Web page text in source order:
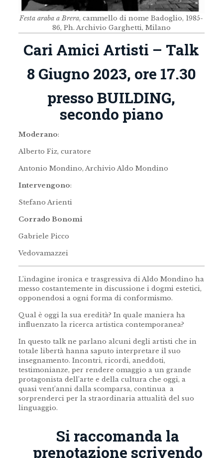
Festa araba a Brera, cammello di nome Badoglio, 1985-
86, Ph. Archivio Garghetti, Milano
Cari Amici Artisti – Talk
8 Giugno 2023, ore 17.30
presso BUILDING,
secondo piano
Moderano:
Alberto Fiz, curatore
Antonio Mondino, Archivio Aldo Mondino
Intervengono:
Stefano Arienti
Corrado Bonomi
Gabriele Picco
Vedovamazzei
L’indagine ironica e trasgressiva di Aldo Mondino ha
messo costantemente in discussione i dogmi estetici,
opponendosi a ogni forma di conformismo.
Qual è oggi la sua eredità? In quale maniera ha
influenzato la ricerca artistica contemporanea?
In questo talk ne parlano alcuni degli artisti che in
totale libertà hanna saputo interpretare il suo
insegnamento. Incontri, ricordi, aneddoti,
testimonianze, per rendere omaggio a un grande
protagonista dell’arte e della cultura che oggi, a
quasi vent’anni dalla scomparsa, continua a
sorprenderci per la straordinaria attualità del suo
linguaggio.
Si raccomanda la
prenotazione scrivendo